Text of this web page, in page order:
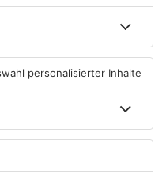
Müll wird in Kreisen
Aschaffenburg und